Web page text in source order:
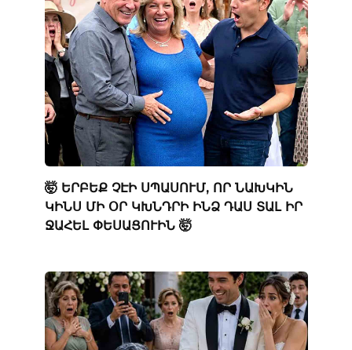
🤯 ԵՐԲԵՔ ՉԷԻ ՍՊԱՍՈՒՄ, ՈՐ ՆԱԽԿԻՆ
ԿԻՆՍ ՄԻ ՕՐ ԿԽՆԴՐԻ ԻՆՁ ԴԱՍ ՏԱԼ ԻՐ
ՋԱՀԵԼ ՓԵՍԱՑՈՒԻՆ 🤯